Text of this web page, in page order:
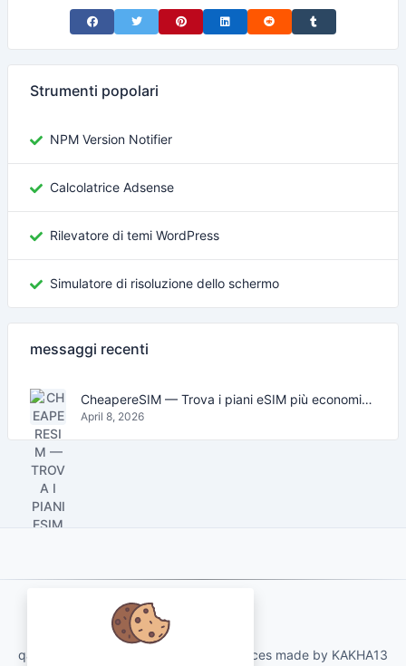
Share on Facebook
Share on TwitterShare on Pinterest
Share on LinkedIn
Share on RedditShare on Tumblr
Strumenti popolari
NPM Version Notifier
Calcolatrice Adsense
Rilevatore di temi WordPress
Simulatore di risoluzione dello schermo
messaggi recenti
CheapereSIM — Trova i piani eSIM più economici per viaggiare nel 2026
April 8, 2026
qartvelo.com free online tools and services made by KAKHA13